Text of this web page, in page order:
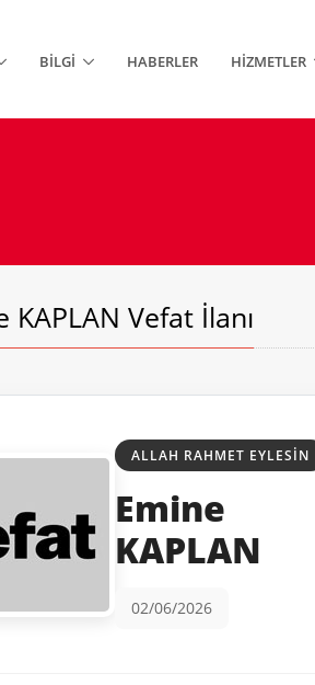
BILGI HABERLER HIZMETLER
KAPLAN Vefat İlanı
ALLAH RAHMET EYLESIN
Emine
KAPLAN
02/06/2026